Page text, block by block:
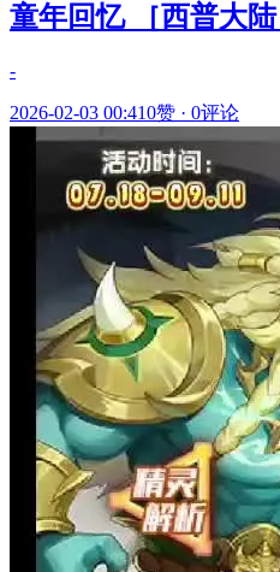
童年回忆 ［西普大
-
2026-02-03 00:410赞 · 0评论